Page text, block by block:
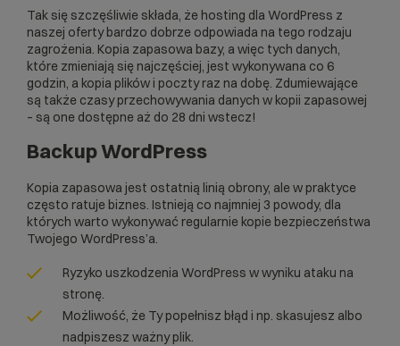
Tak się szczęśliwie składa, że hosting dla WordPress z
naszej oferty bardzo dobrze odpowiada na tego rodzaju
zagrożenia. Kopia zapasowa bazy, a więc tych danych,
które zmieniają się najczęściej, jest wykonywana co 6
godzin, a kopia plików i poczty raz na dobę. Zdumiewające
są także czasyprzechowywania danych w kopii zapasowej
– są one dostępne aż do 28 dni wstecz!
Backup WordPress
Kopia zapasowa jest ostatnią linią obrony, ale w praktyce
często ratuje biznes. Istnieją co najmniej 3 powody, dla
których warto wykonywać regularnie kopie bezpieczeństwa
Twojego WordPress’a.
Ryzyko uszkodzenia WordPress w wyniku ataku na
stronę.
Możliwość, że Ty popełnisz błąd i np. skasujesz albo
nadpiszesz ważny plik.